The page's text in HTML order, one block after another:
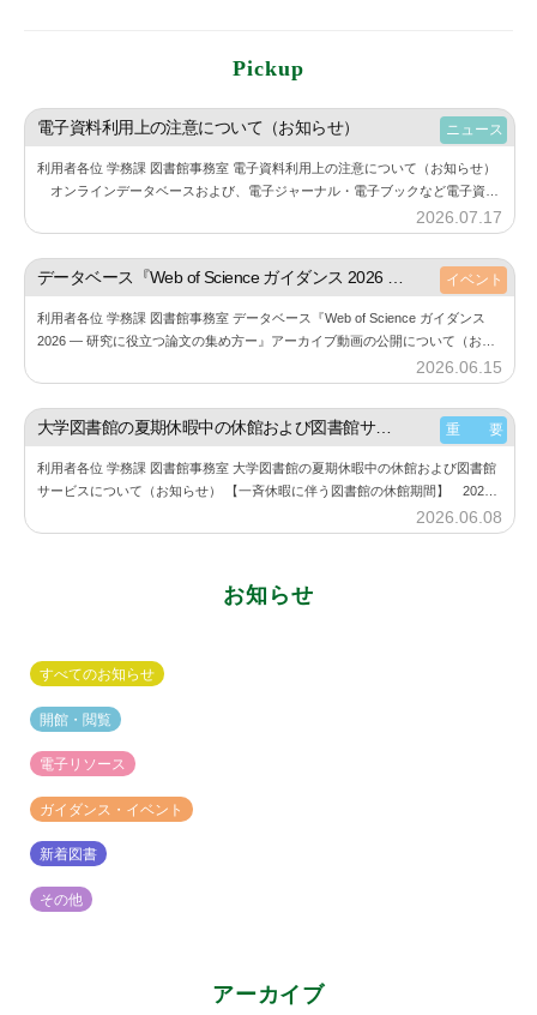
Pickup
2026.07.17
神
館
電子資料利用上の注意について（お知らせ） ニュース
利用者各位 学務課 図書館事務室 電子資料利用上の注意について（お知らせ）
オンラインデータベースおよび、電子ジャーナル・電子ブックなど電子資料
の利用にあたり、下記の点にご注意しご利用ください。 また、利用する際に
は必…
2026.06.15
神
イベント
利用者各位 学務課 図書館事務室 データベース『Web of Science ガイダンス
2026 ― 研究に役立つ論文の集め方ー』アーカイブ動画の公開について（お知
2026.06.08
大学図書館の夏期休暇中の休館および図書館サービスについて（お知らせ） 重 要
利用者各位 学務課 図書館事務室 大学図書館の夏期休暇中の休館および図書館
サービスについて（お知らせ） 【一斉休暇に伴う図書館の休館期間】 2026
年8月11日（火） ～ 2026年8月23日（日） 詳細は、大学図書館…
お知らせ
すべてのお知らせ
開館・閲覧
電子リソース
ガイダンス・イベント
新着図書
その他
アーカイブ